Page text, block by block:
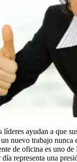
líderes ayudan a que
nuevo trabajo nunca
de oficina es uno de
representa una